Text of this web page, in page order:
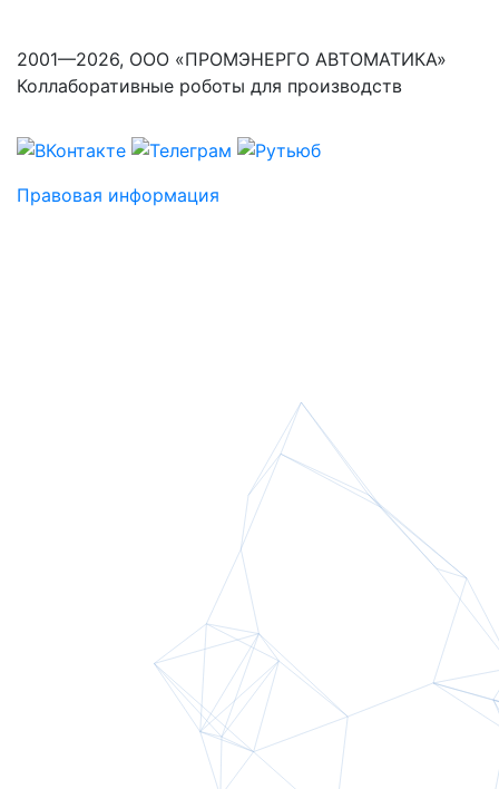
2001—2026, ООО «ПРОМЭНЕРГО АВТОМАТИКА»
Коллаборативные роботы для производств
Правовая информация